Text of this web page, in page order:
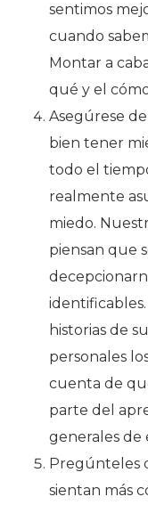
sentimos
cuando
Montar a
qué y el
Asegúrese
bien tener
todo el
realmente
miedo.
piensan que
historias de
personales
cuenta de
parte del
generales de
Pregúnteles
sientan más